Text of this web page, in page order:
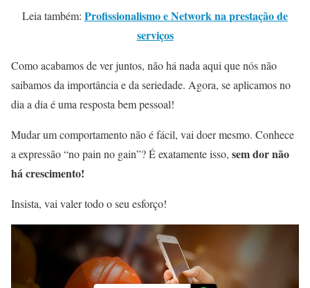
Leia também: Profissionalismo e Network na prestação de
serviços
Como acabamos de ver juntos, não há nada aqui que nós não
saibamos da importância e da seriedade. Agora, se aplicamos no
dia a dia é uma resposta bem pessoal!
Mudar um comportamento não é fácil, vai doer mesmo. Conhece
a expressão “no pain no gain”? É exatamente isso, sem dor não
há crescimento!
Insista, vai valer todo o seu esforço!